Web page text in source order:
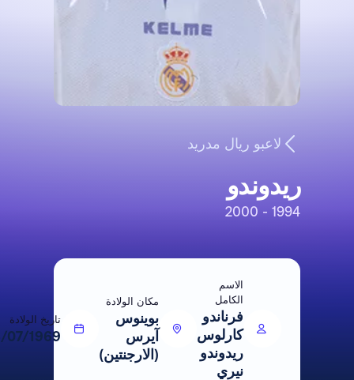
لاعبو ريال مدريد
ريدوندو
1994 - 2000
الاسم
الكامل
فرناندو
كارلوس
ريدوندو
نيري
مكان الولادة
بوينوس
آيرس
(الارجنتين)
تاريخ الولادة
06/07/1969